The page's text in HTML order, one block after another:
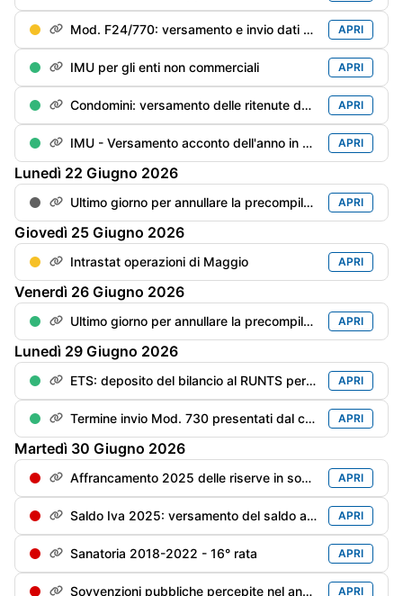
Mod. F24/770: versamento e invio dati delle ritenute/trattenute operate APRI
IMU per gli enti non commerciali APRI
Condomini: versamento delle ritenute dei primi 6 mesi del anno in corso rimaste “sottosoglia“ (€. 500), se non già versate APRI
IMU - Versamento acconto dell'anno in corso APRI
Lunedì 22 Giugno 2026
Ultimo giorno per annullare la precompilata APRI
Giovedì 25 Giugno 2026
Intrastat operazioni di Maggio APRI
Venerdì 26 Giugno 2026
Ultimo giorno per annullare la precompilata del Mod. Redditi PF APRI
Lunedì 29 Giugno 2026
ETS: deposito del bilancio al RUNTS per gli enti con esercizio "solare" (180 gg dalla chiusura dell'esercizio APRI
Termine invio Mod. 730 presentati dal contribuente dal 1/06 al 20/06 APRI
Martedì 30 Giugno 2026
Affrancamento 2025 delle riserve in sospensione - 2° rata dell'imposta sostitutiva APRI
Saldo Iva 2025: versamento del saldo a debito maggiorato di 0,4% per mese/frazione di mese (pari a: saldo al 16/03 x 1,6%) APRI
Sanatoria 2018-2022 - 16° rata APRI
Sovvenzioni pubbliche percepite nel anno precedente - Trasparenza - Scadenza per la messa online (soggetti privi di bilancio) APRI